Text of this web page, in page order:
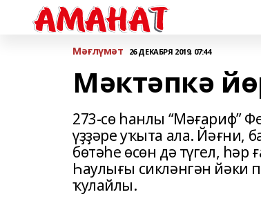
Мәғлүмәт 26 ДЕКАБРЯ 2019, 07:44
Мәктәпкә
273-сө һанлы “Мәғариф”
үҙҙәре уҡыта ала. Йәғни,
бөтәһе өсөн дә түгел,
Һаулығы сикләнгән йәки
ҡулайлы.